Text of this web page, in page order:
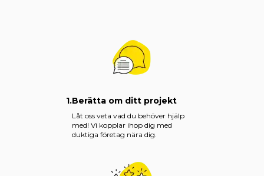
1.Berätta om ditt projekt
Låt oss veta vad du behöver hjälp
med! Vi kopplar ihop dig med
duktiga företag nära dig.